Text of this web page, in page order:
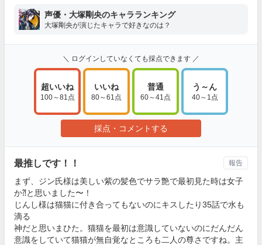
声優・大塚剛央のキャラランキング
大塚剛央が演じたキャラで好きなのは？
＼ ログインしていなくても採点できます ／
超いいね
100～81点
いいね
80～61点
普通
60～41点
う～ん
40～1点
採点・コメントする
最推しです！！
まず、ジン氏様は美しい紫の髪色でサラ艶で最初見た時は女子
か⁈と思いました〜！
じんし様は猫猫に付き合ってもないのにキスしたり35話で水も
滴る
神だと思いまひた。猫猫を最初は意識していないのにだんだん
意識をしていて猫猫が無自覚なところも二人の尊さですね。主
報告